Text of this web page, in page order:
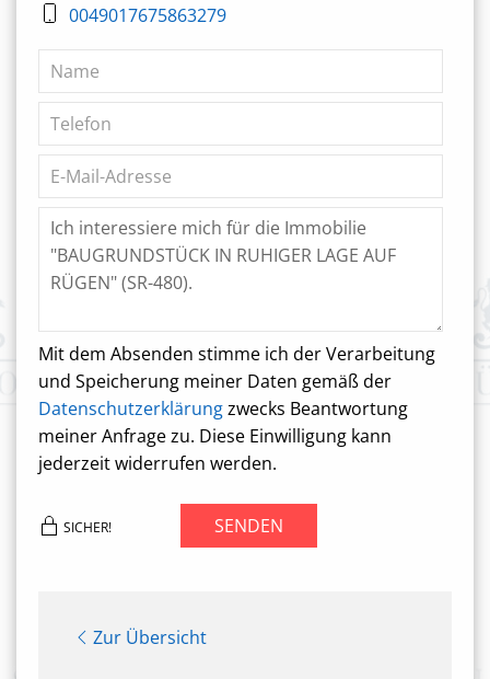
0049017675863279
Mit dem Absenden stimme ich der Verarbeitung
und Speicherung meiner Daten gemäß der
Datenschutzerklärungzwecks Beantwortung
meiner Anfrage zu. Diese Einwilligung kann
jederzeit widerrufen werden.
SICHER! SENDEN
Zur Übersicht